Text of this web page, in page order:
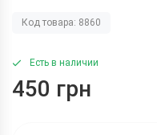
Код товара: 8860
Есть в наличии
450 грн